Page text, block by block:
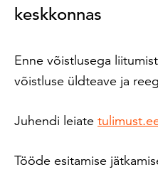
keskkonnas
Enne võistlusega
võistluse üldteave ja
Juhendi leiate tulimust
Tööde esitamise